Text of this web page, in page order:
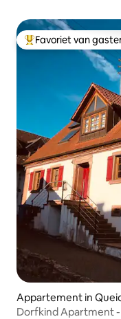
Topfavoriet van
Favoriet van
Appartement in
Dorfkind Apartment